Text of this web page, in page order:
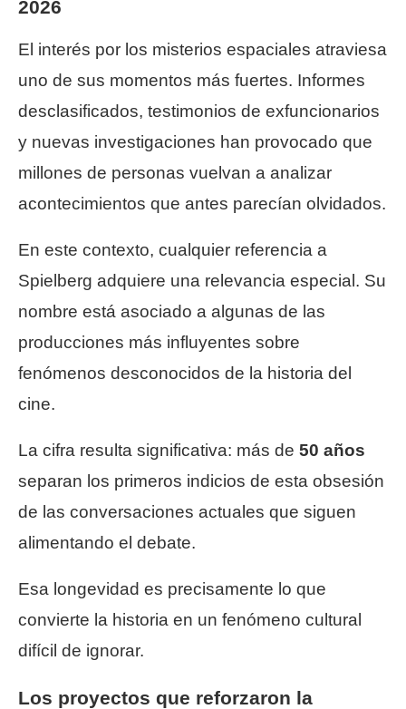
2026
El interés por los misterios espaciales atraviesa
uno de sus momentos más fuertes. Informes
desclasificados, testimonios de exfuncionarios
y nuevas investigaciones han provocado que
millones de personas vuelvan a analizar
acontecimientos que antes parecían olvidados.
En este contexto, cualquier referencia a
Spielberg adquiere una relevancia especial. Su
nombre está asociado a algunas de las
producciones más influyentes sobre
fenómenos desconocidos de la historia del
cine.
La cifra resulta significativa: más de 50 años
separan los primeros indicios de esta obsesión
de las conversaciones actuales que siguen
alimentando el debate.
Esa longevidad es precisamente lo que
convierte la historia en un fenómeno cultural
difícil de ignorar.
Los proyectos que reforzaron la